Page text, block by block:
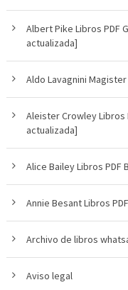
Albert Pike Libros PDF
actualizada]
Aldo Lavagnini
Aleister Crowley Libros
actualizada]
Alice Bailey Libros
Annie Besant Libros PDF
Archivo de libros
Aviso legal